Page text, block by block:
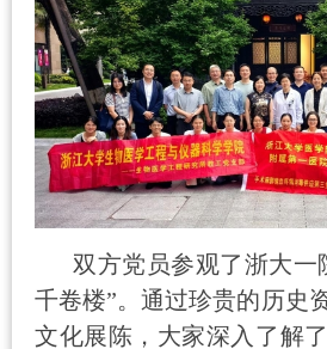
双方党员参观了浙大一
千卷楼”。通过珍贵的历史
文化展陈，大家深入了解